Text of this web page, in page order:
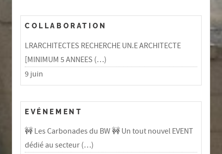
COLLABORATION
LRARCHITECTES RECHERCHE UN.E ARCHITECTE
[MINIMUM 5 ANNEES (…)
9 juin
EVÉNEMENT
🚧 Les Carbonades du BW 🚧 Un tout nouvel EVENT
dédié au secteur (…)